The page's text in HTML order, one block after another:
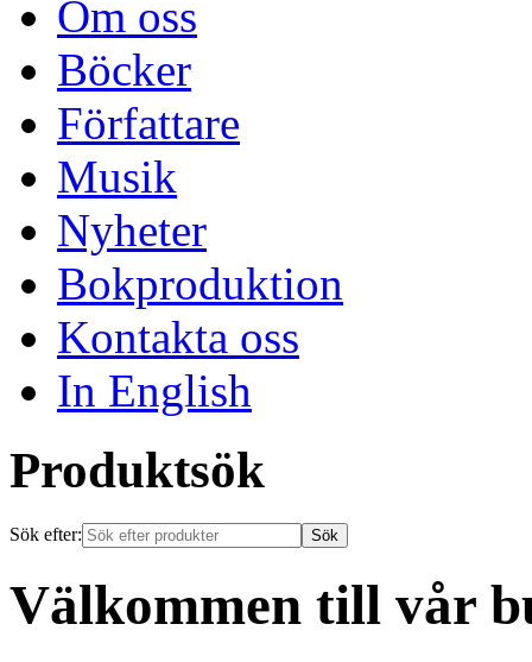
Om oss
Böcker
Författare
Musik
Nyheter
Bokproduktion
Kontakta oss
In English
Produktsök
Sök efter:
Välkommen till vår